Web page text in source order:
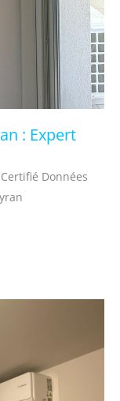
: Expert
Données